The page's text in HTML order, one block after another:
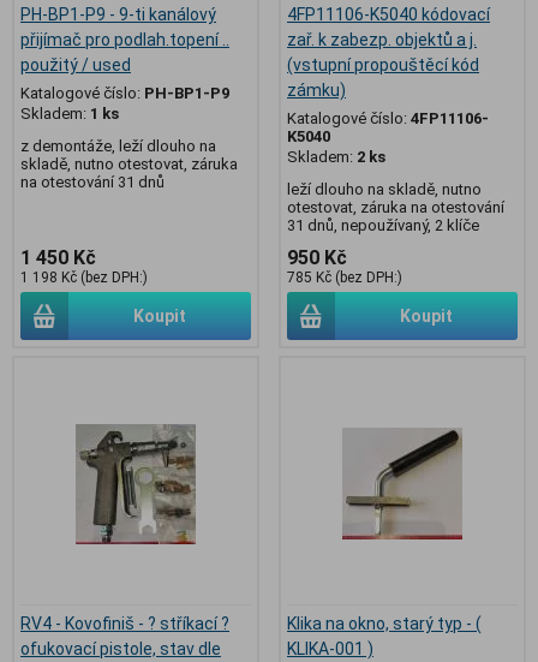
PH-BP1-P9 - 9-ti kanálový
přijímač pro podlah.topení ..
použitý / used
Katalogové číslo: PH-BP1-P9
Skladem: 1 ks
z demontáže, leží dlouho na
skladě, nutno otestovat, záruka
na otestování 31 dnů
1 450 Kč
1 198 Kč (bez DPH:)
Koupit
4FP11106-K5040 kódovací
zař. k zabezp. objektů a j.
(vstupní propouštěcí kód
zámku)
Katalogové číslo: 4FP11106-
K5040
Skladem: 2 ks
leží dlouho na skladě, nutno
otestovat, záruka na otestování
31 dnů, nepoužívaný, 2 klíče
950 Kč
785 Kč (bez DPH:)
Koupit
RV4 - Kovofiniš - ? stříkací ?
ofukovací pistole, stav dle
Klika na okno, starý typ - (
KLIKA-001 )